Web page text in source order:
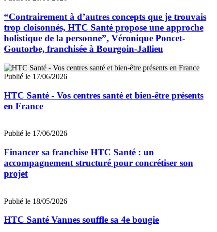
“Contrairement à d’autres concepts que je trouvais
trop cloisonnés, HTC Santé propose une approche
holistique de la personne”, Véronique Poncet-
Goutorbe, franchisée à Bourgoin-Jallieu
Publié le 17/06/2026
HTC Santé - Vos centres santé et bien-être présents
en France
Publié le 17/06/2026
Financer sa franchise HTC Santé : un
accompagnement structuré pour concrétiser son
projet
Publié le 18/05/2026
HTC Santé Vannes souffle sa 4e bougie